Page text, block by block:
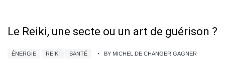
Le Reiki, une secte ou un art de guérison ?
ÉNERGIE REIKI SANTÉ BY MICHEL DE CHANGER GAGNER